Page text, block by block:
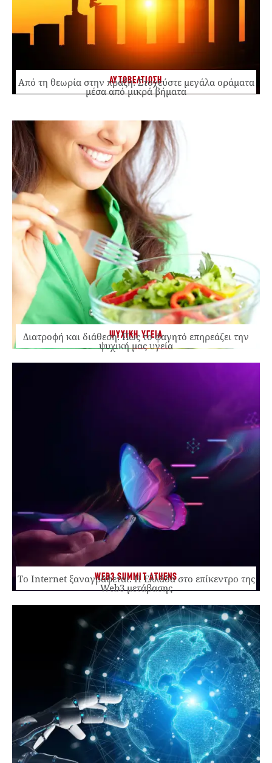
ΑΥΤΟΒΕΛΤΙΩΣΗ
Από τη θεωρία στην πράξη: Στοχεύστε μεγάλα οράματα
μέσα από μικρά βήματα
ΨΥΧΙΚΗ ΥΓΕΙΑ
Διατροφή και διάθεση: Πώς το φαγητό επηρεάζει την
ψυχική μας υγεία
WEB3 SUMMIT ATHENS
Το Internet ξαναγράφεται. Η Ελλάδα στο επίκεντρο της
Web3 μετάβασης